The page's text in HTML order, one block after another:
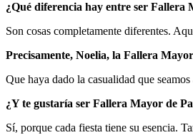
¿Qué diferencia hay entre ser Fallera
Son cosas completamente diferentes.
Precisamente, Noelia, la Fallera
Que haya dado la casualidad que
¿Y te gustaría ser Fallera Mayor de
Sí, porque cada fiesta tiene su esencia.